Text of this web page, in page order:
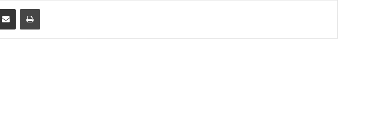
Share via Email Print